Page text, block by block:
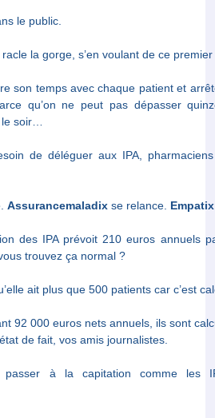
le public.
racle la gorge, s’en voulant de ce
son temps avec chaque patient et
ne peut pas dépasser quinze
de déléguer aux IPA, pharmaciens et
ça normal ?
de fait, vos amis journalistes.
stratège a réussi son coup.